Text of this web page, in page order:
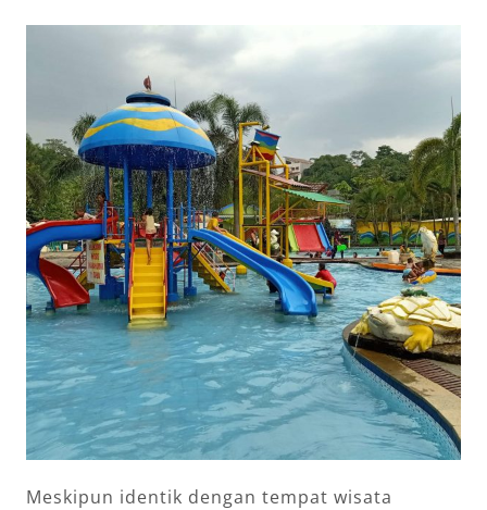
Meskipun identik dengan tempat wisata